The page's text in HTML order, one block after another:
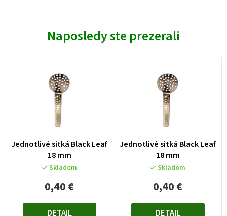
Naposledy ste prezerali
Jednotlivé sitká Black Leaf
18 mm
Skladom
0,40 €
DETAIL
Jednotlivé sitká Black Leaf
18 mm
Skladom
0,40 €
DETAIL